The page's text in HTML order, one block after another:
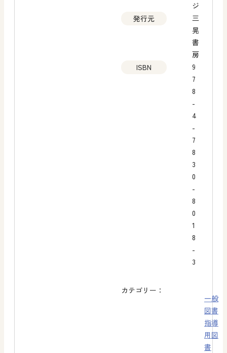
ジ
発行元
三
晃
書
房
ISBN
9
7
8
-
4
-
7
8
3
0
-
8
0
1
8
-
3
カテゴリー：
一般
図書
指導
用図
書